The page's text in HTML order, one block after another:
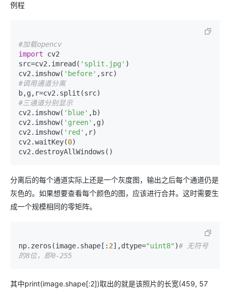
例程
#加载opencv
import cv2
src=cv2.imread( 'split.jpg' )
cv2.imshow( 'before'
#调用通道分离
#三通道分别显示
cv2.imshow( 'blue' ,b)
cv2.imshow( 'green' ,g)
cv2.imshow( 'red' ,r)
cv2.waitKey(0)
cv2.destroyAllWindows()
分离后的每个通道实际上还是一个灰度图，输出之后每个通道仍是
灰色的。如果想要查看每个颜色的图，应该进行合并。这时需要生
成一个规模相同的零矩阵。
np.zeros(image.shape[: 2],dtype="uint8" )# 无符号
的8位，即0-255
其中print(image.shape[:2])取出的就是该照片的长宽(459, 57